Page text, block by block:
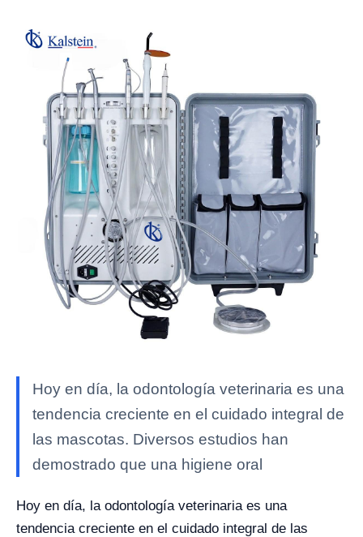
Hoy en día, la odontología veterinaria es una
tendencia creciente en el cuidado integral de
las mascotas. Diversos estudios han
demostrado que una higiene oral
Hoy en día, la odontología veterinaria es una
tendencia creciente en el cuidado integral de las